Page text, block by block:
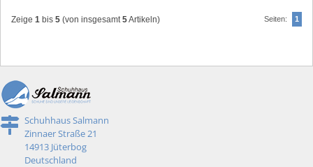
Zeige 1 bis 5 (von insgesamt 5Artikeln) Seiten: 1
Schuhhaus Salmann
Zinnaer Straße 21
14913 Jüterbog
Deutschland